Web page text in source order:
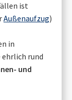
ist
Außenaufzug)
in
ehrlich rund
und